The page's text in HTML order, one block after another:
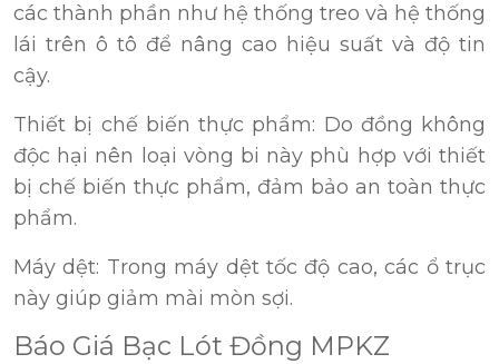
các thành phần như hệ thống treo và hệ thống
lái trên ô tô để nâng cao hiệu suất và độ tin
cậy.
Thiết bị chế biến thực phẩm: Do đồng không
độc hại nên loại vòng bi này phù hợp với thiết
bị chế biến thực phẩm, đảm bảo an toàn thực
phẩm.
Máy dệt: Trong máy dệt tốc độ cao, các ổ trục
này giúp giảm mài mòn sợi.
Báo Giá Bạc Lót Đồng MPKZ